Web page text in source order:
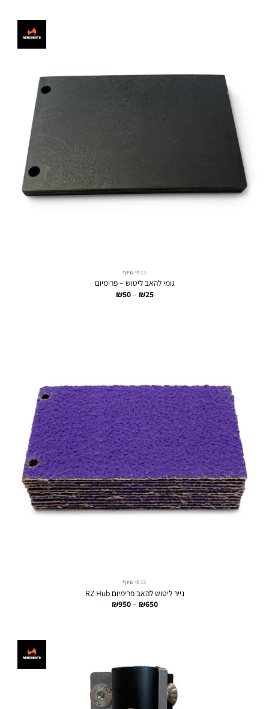
כנפי שיוף
גומי להאב ליטוש – פרימיום
₪25
–
₪50 טווח
כנפי שיוף
נייר ליטוש להאב פרימיום RZ Hub
₪650
–
₪950 טווח